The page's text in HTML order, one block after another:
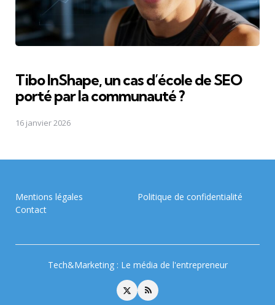
Tibo InShape, un cas d’école de SEO
porté par la communauté ?
16 janvier 2026
Mentions légales
Politique de confidentialité
Contact
Tech&Marketing : Le média de l'entrepreneur